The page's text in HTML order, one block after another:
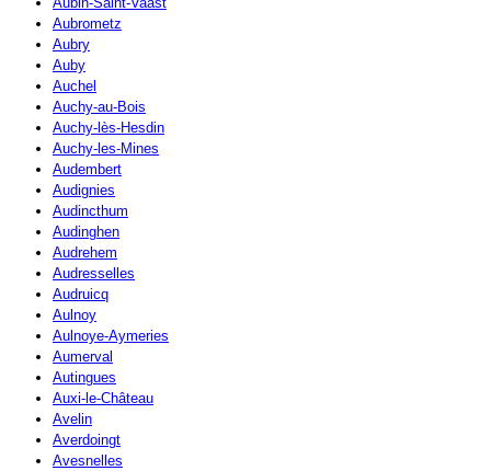
Aubrometz
Aubry
Auby
Auchel
Auchy-au-Bois
Auchy-lès-Hesdin
Auchy-les-Mines
Audembert
Audignies
Audincthum
Audinghen
Audrehem
Audresselles
Audruicq
Aulnoy
Aulnoye-Aymeries
Aumerval
Autingues
Auxi-le-Château
Avelin
Averdoingt
Avesnelles